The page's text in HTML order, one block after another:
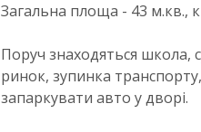
Загальна площа - 43 м.кв.,
Поруч знаходяться школа,
ринок, зупинка
запаркувати авто у дворі.